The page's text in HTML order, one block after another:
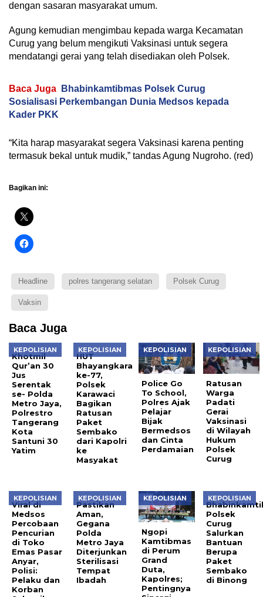
dengan sasaran masyarakat umum.
Agung kemudian mengimbau kepada warga Kecamatan
Curug yang belum mengikuti Vaksinasi untuk segera
mendatangi gerai yang telah disediakan oleh Polsek.
Baca Juga
Bhabinkamtibmas Polsek Curug
Sosialisasi Perkembangan Dunia Medsos kepada
Kader PKK
“Kita harap masyarakat segera Vaksinasi karena penting
termasuk bekal untuk mudik,” tandas Agung Nugroho. (red)
Bagikan ini:
Headline polres tangerang selatan Polsek Curug
Vaksin
Baca Juga
KEPOLISIAN
Khotmil
Qur’an 30
Jus
Serentak
se- Polda
Metro Jaya,
Polrestro
Tangerang
Kota
Santuni 30
Yatim
KEPOLISIAN
HUT
Bhayangkara
ke-77,
Polsek
Karawaci
Bagikan
Ratusan
Paket
Sembako
dari Kapolri
ke
Masyakat
KEPOLISIAN
Police Go
To School,
Polres Ajak
Pelajar
Bijak
Bermedsos
dan Cinta
Perdamaian
KEPOLISIAN
Ratusan
Warga
Padati
Gerai
Vaksinasi
di Wilayah
Hukum
Polsek
Curug
KEPOLISIAN
Viral di
Medsos
Percobaan
Pencurian
di Toko
Emas Pasar
Anyar,
Polisi:
Pelaku dan
Korban
KEPOLISIAN
Pastikan
Aman,
Gegana
Polda
Metro Jaya
Diterjunkan
Sterilisasi
Tempat
Ibadah
KEPOLISIAN
Ngopi
Kamtibmas
di Perum
Grand
Duta,
Kapolres;
Pentingnya
KEPOLISIAN
Polsek
Curug
Salurkan
Bantuan
Berupa
Paket
Sembako
di Binong